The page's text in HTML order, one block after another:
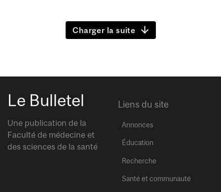
Charger la suite
Le Bulletel
Une publication de la
Faculté de médecine et
des sciences de la santé
Liens du site
Annonces
Éducation
Recherche
Santé et communauté